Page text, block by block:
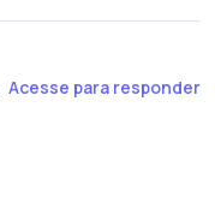
Acesse para responder